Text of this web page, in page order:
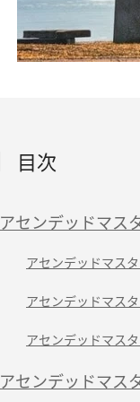
目次
アセンデッドマス
アセンデッドマス
アセンデッドマス
アセンデッドマス
アセンデッドマス